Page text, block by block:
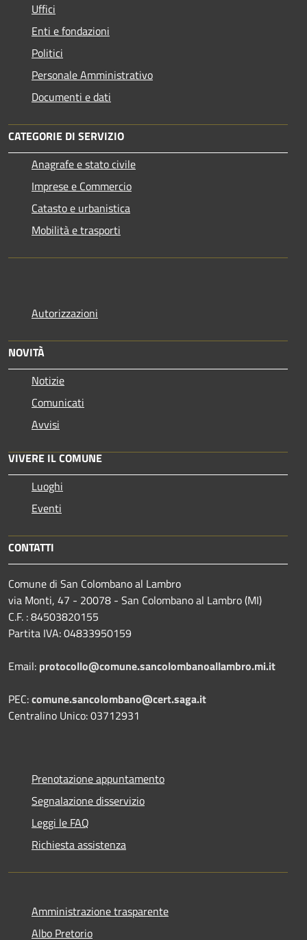
Uffici
Enti e fondazioni
Politici
Personale Amministrativo
Documenti e dati
CATEGORIE DI SERVIZIO
Anagrafe e stato civile
Imprese e Commercio
Catasto e urbanistica
Mobilità e trasporti
Autorizzazioni
NOVITÀ
Notizie
Comunicati
Avvisi
VIVERE IL COMUNE
Luoghi
Eventi
CONTATTI
Comune di San Colombano al Lambro
via Monti, 47 - 20078 - San Colombano al Lambro (MI)
C.F. : 84503820155
Partita IVA: 04833950159
Email: protocollo@comune.sancolombanoallambro.mi.it
PEC:comune.sancolombano@cert.saga.it
Centralino Unico: 03712931
Prenotazione appuntamento
Segnalazione disservizio
Leggi le FAQ
Richiesta assistenza
Amministrazione trasparente
Albo Pretorio